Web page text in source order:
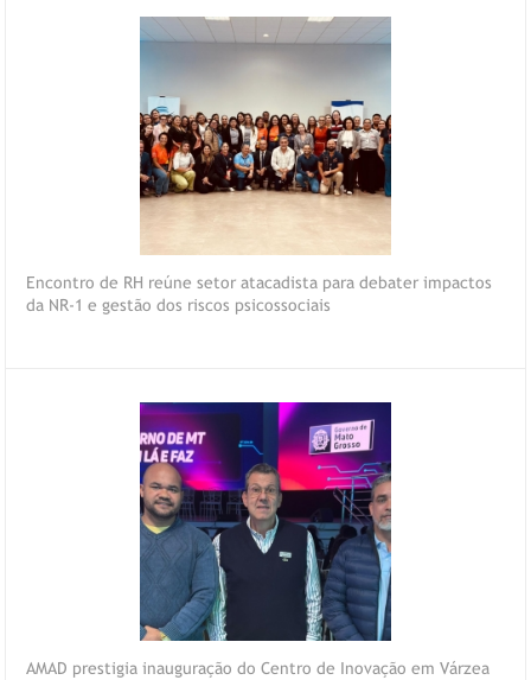
Encontro de RH reúne setor atacadista para debater impactos
da NR-1 e gestão dos riscos psicossociais
AMAD prestigia inauguração do Centro de Inovação em Várzea